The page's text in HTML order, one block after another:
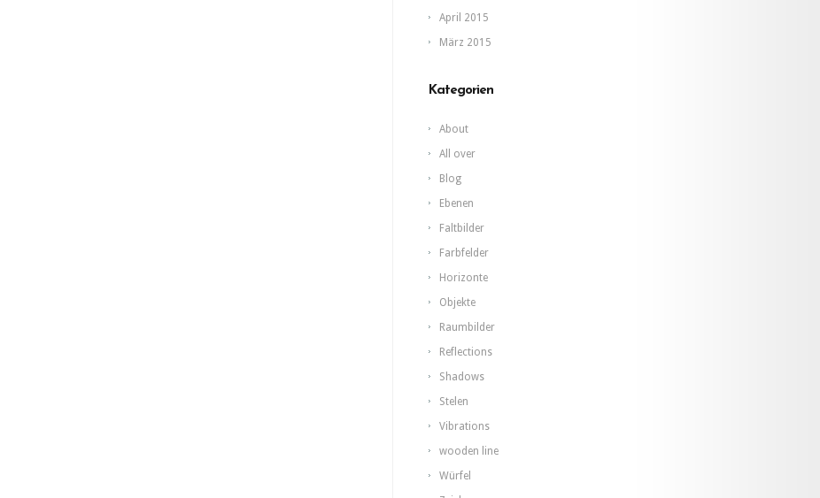
April 2015
März 2015
Kategorien
About
All over
Blog
Ebenen
Faltbilder
Farbfelder
Horizonte
Objekte
Raumbilder
Reflections
Shadows
Stelen
Vibrations
wooden line
Würfel